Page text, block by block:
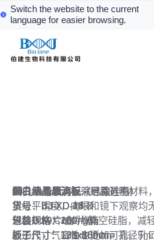
Switch the website to the current
language for easier browsing.
蛋白结晶悬滴板
蛋白结晶悬滴板采用高透明材料
学级平滑度，肉眼和镜下观察均
进口Dow Corning真空硅脂，减
琐工作，气密性也更加可靠。孔
96孔悬滴膜
货号：
规格：50片/盒
外形尺寸：128x86mm，孔径
24孔大号悬滴板（已涂硅脂）
货号：BJ-XD-24-D
包装规格：100片/箱
板子尺寸：151x106mm
24孔小号悬滴板（已涂硅脂）
货号：BJ-XD-24-X
包装规格：100片/箱
板子尺寸：128x86mm
48孔悬滴板（已涂硅脂）
货号：BJ-XD-48
包装规格：100片/箱
板子尺寸：128x86mm
15孔悬滴板
货号：BJ-XD-15
包装规格：25片/箱
板子尺寸：128x86mm
光催化产品
代理产品